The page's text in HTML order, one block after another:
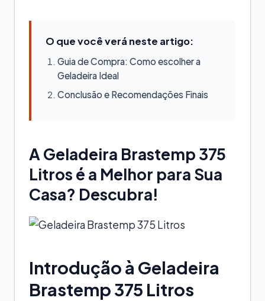
O que você verá neste artigo:
Guia de Compra: Como escolher a
Geladeira Ideal
Conclusão e Recomendações Finais
A Geladeira Brastemp 375
Litros é a Melhor para Sua
Casa? Descubra!
Introdução à Geladeira
Brastemp 375 Litros